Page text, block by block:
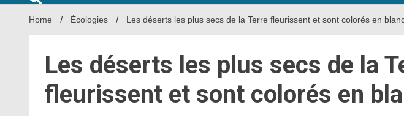
Home Écologies Les déserts les plus secs de la Terre fleurissent et sont colorés en
Les déserts les plus secs de la
fleurissent et sont colorés en